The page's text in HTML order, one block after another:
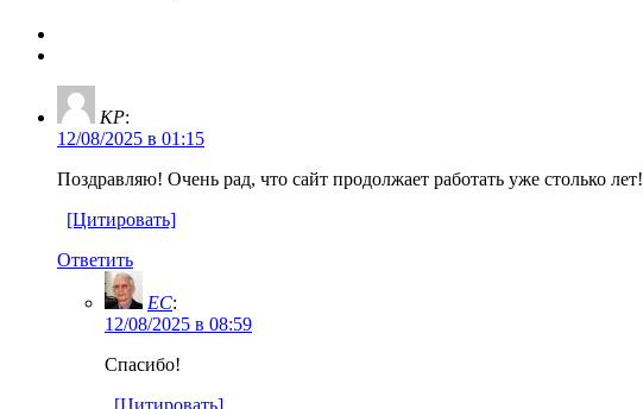
KP:
12/08/2025 в 01:15
Поздравляю! Очень рад, что сайт продолжает работать уже столько лет!
[Цитировать]
Ответить
EC:
12/08/2025 в 08:59
Спасибо!
[Цитировать]